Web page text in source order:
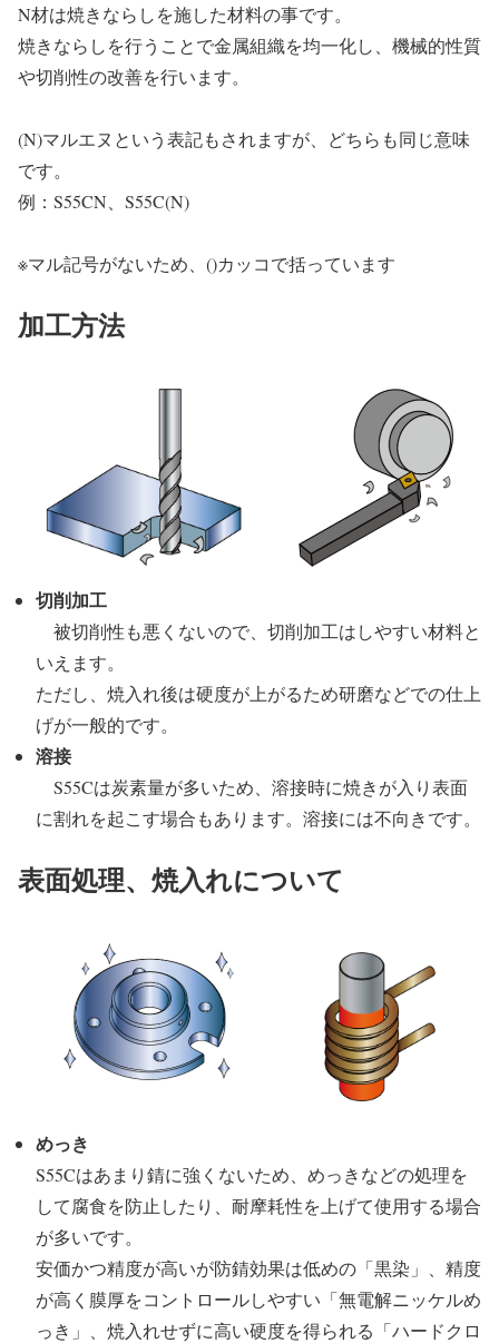
N材は焼きならしを施した材料の事です。
焼きならしを行うことで金属組織を均一化し、機械的性質
や切削性の改善を行います。
(N)マルエヌという表記もされますが、どちらも同じ意味
です。
例：S55CN、S55C(N)
※マル記号がないため、()カッコで括っています
加工方法
切削加工
被切削性も悪くないので、切削加工はしやすい材料と
いえます。
ただし、焼入れ後は硬度が上がるため研磨などでの仕上
げが一般的です。
溶接
S55Cは炭素量が多いため、溶接時に焼きが入り表面
に割れを起こす場合もあります。溶接には不向きです。
表面処理、焼入れについて
めっき
S55Cはあまり錆に強くないため、めっきなどの処理を
して腐食を防止したり、耐摩耗性を上げて使用する場合
が多いです。
安価かつ精度が高いが防錆効果は低めの「黒染」、精度
が高く膜厚をコントロールしやすい「無電解ニッケルめ
っき」、焼入れせずに高い硬度を得られる「ハードクロ